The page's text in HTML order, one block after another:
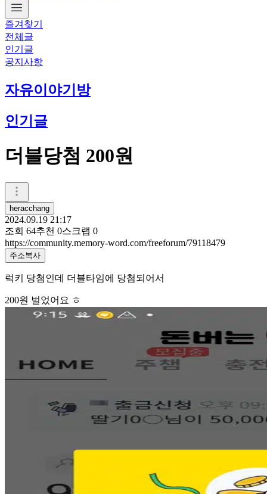
즐겨찾기
전체글
인기글
공지사항
자유이야기방
인기글
더블당첨 200원
heracchang
2024.09.19 21:17
조회 64추천 0스크랩 0
https://community.memory-word.com/freeforum/79118479
주소복사
럭키 당첨인데 더블타임에 당첨되어서
200원 벌었어요 ㅎ